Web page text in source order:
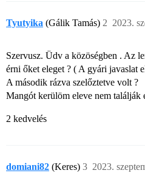
Tyutyika (Gálik Tamás) 2023.
2
Szervusz. Üdv a közöségben . Az
érni őket eleget ? ( A gyári javaslat
A második rázva szelőztetve volt ?
Mangót kerülöm eleve nem találják
2 kedvelés
domiani82 (Keres) 2023.
3